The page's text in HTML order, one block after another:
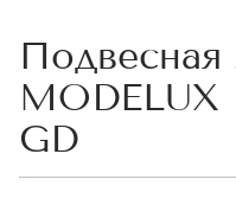
Подвесная
GD